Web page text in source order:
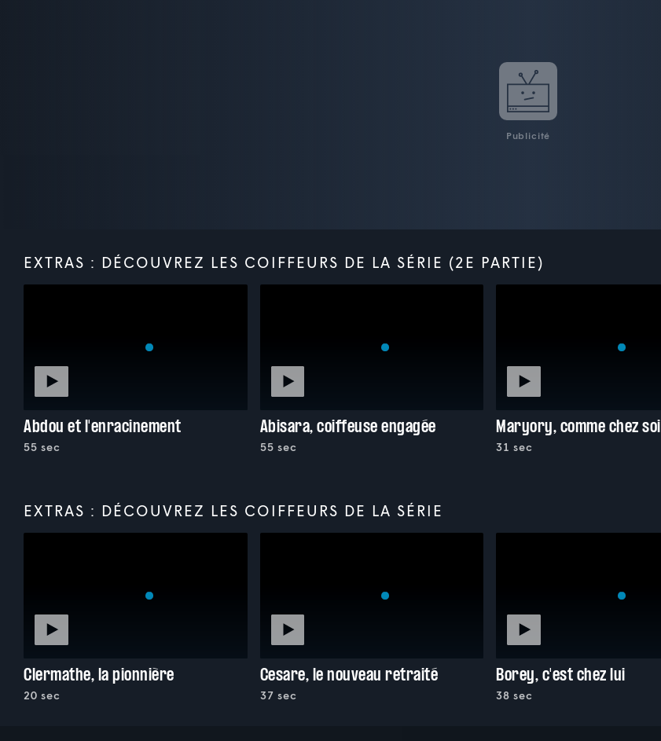
Publicité
EXTRAS : DÉCOUVREZ LES COIFFEURS DE LA SÉRIE (2E PARTIE)
Abdou et l'enracinement
55 sec
Abisara, coiffeuse engagée
55 sec
Maryory, comme chez soi
31 sec
EXTRAS : DÉCOUVREZ LES COIFFEURS DE LA SÉRIE
Clermathe, la pionnière
20 sec
Cesare, le nouveau retraité
37 sec
Borey, c'est chez lui
38 sec